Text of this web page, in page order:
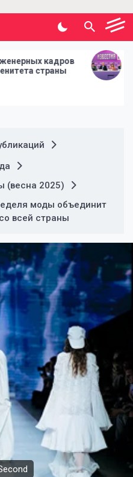
газеты
Подготовка
— основа
(весна 2025)
моды объединит
всей страны